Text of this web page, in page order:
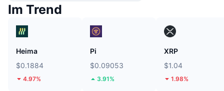
Im Trend
Heima
$0.1884
4.97%
Pi
$0.09053
3.91%
XRP
$1.04
1.98%